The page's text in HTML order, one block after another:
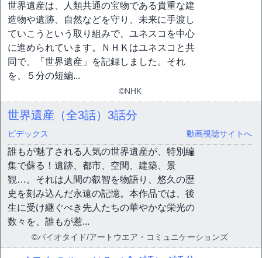
世界遺産は、人類共通の宝物である貴重な建
造物や遺跡、自然などを守り、未来に手渡し
ていこうという取り組みで、ユネスコを中心
に進められています。ＮＨＫはユネスコと共
同で、「世界遺産」を記録しました。それ
を、５分の短編...
©NHK
世界遺産（全3話） 3話分
ビデックス 動画視聴サイトへ
誰もが魅了される人気の世界遺産が、特別編
集で蘇る！遺跡、都市、空間、建築、景
観…。それは人間の叡智を物語り、悠久の歴
史を刻み込んだ永遠の記憶。本作品では、後
生に受け継ぐべき先人たちの華やかな栄光の
数々を、誰もが惹...
©バイオタイド/アートウエア・コミュニケーションズ